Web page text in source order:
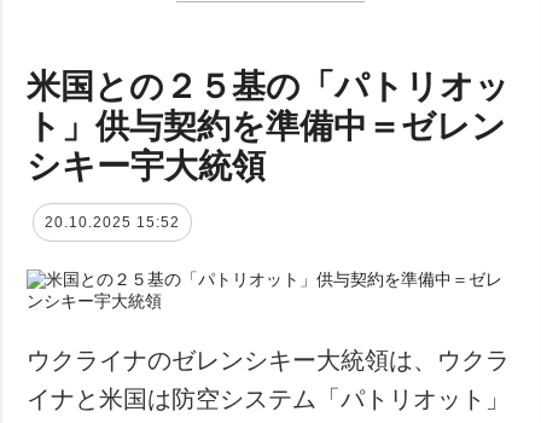
米国との２５基の「パトリオッ
ト」供与契約を準備中＝ゼレン
シキー宇大統領
20.10.2025 15:52
ウクライナのゼレンシキー大統領は、ウクラ
イナと米国は防空システム「パトリオット」